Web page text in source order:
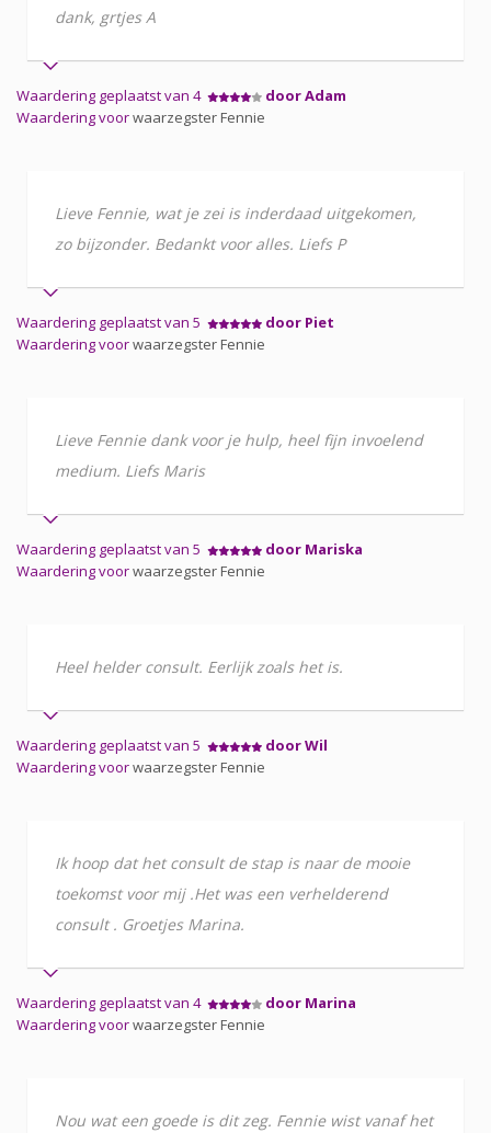
dank, grtjes A
Waardering geplaatst van 4
door Adam
Waardering voorwaarzegster Fennie
Lieve Fennie, wat je zei is inderdaad uitgekomen,
zo bijzonder. Bedankt voor alles. Liefs P
Waardering geplaatst van 5
door Piet
Waardering voorwaarzegster Fennie
Lieve Fennie dank voor je hulp, heel fijn invoelend
medium. Liefs Maris
Waardering geplaatst van 5
door Mariska
Waardering voorwaarzegster Fennie
Heel helder consult. Eerlijk zoals het is.
Waardering geplaatst van 5
door Wil
Waardering voorwaarzegster Fennie
Ik hoop dat het consult de stap is naar de mooie
toekomst voor mij .Het was een verhelderend
consult . Groetjes Marina.
Waardering geplaatst van 4
door Marina
Waardering voorwaarzegster Fennie
Nou wat een goede is dit zeg. Fennie wist vanaf het